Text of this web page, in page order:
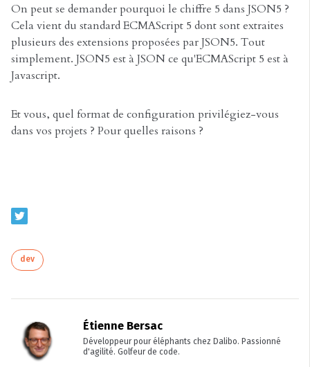
On peut se demander pourquoi le chiffre 5 dans JSON5 ?
Cela vient du standard ECMAScript 5 dont sont extraites
plusieurs des extensions proposées par JSON5. Tout
simplement. JSON5 est à JSON ce qu'ECMAScript 5 est à
Javascript.
Et vous, quel format de configuration privilégiez-vous
dans vos projets ? Pour quelles raisons ?
dev
Étienne Bersac
Développeur pour éléphants chez Dalibo. Passionné
d'agilité. Golfeur de code.